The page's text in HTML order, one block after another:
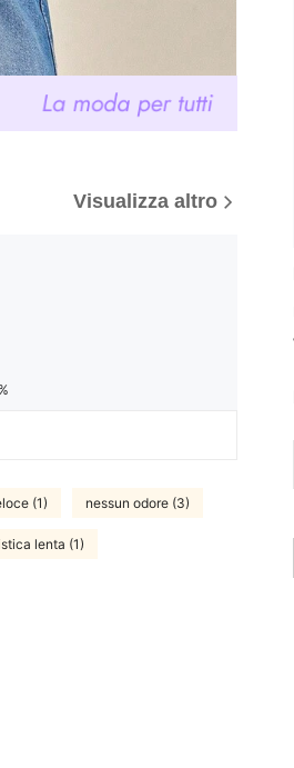
Visualizza altro
(1) nessun odore (3)
lenta (1)